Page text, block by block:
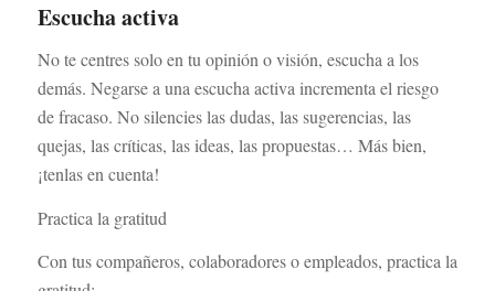
Escucha activa
No te centres solo en tu opinión o visión, escucha a los
demás. Negarse a una escucha activa incrementa el riesgo
de fracaso. No silencies las dudas, las sugerencias, las
quejas, las críticas, las ideas, las propuestas… Más bien,
¡tenlas en cuenta!
Practica la gratitud
Con tus compañeros, colaboradores o empleados, practica la